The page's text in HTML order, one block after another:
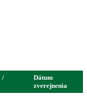
/
Dátum
zverejnenia